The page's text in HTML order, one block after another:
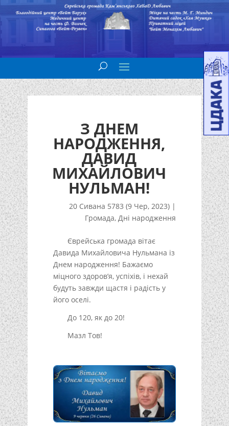
З ДНЕМ
НАРОДЖЕННЯ,
ДАВИД
МИХАЙЛОВИЧ
НУЛЬМАН!
20 Сивана 5783 (9 Чер, 2023) |
Громада,Дні народження
Єврейська громада вітає
Давида Михайловича Нульмана із
Днем народження! Бажаємо
міцного здоров’я, успіхів, і нехай
будуть завжди щастя і радість у
його оселі.
До 120, як до 20!
Мазл Тов!